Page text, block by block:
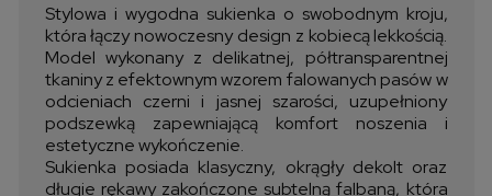
Stylowa i wygodna sukienka o swobodnym kroju,
która łączy nowoczesny design z kobiecą lekkością.
Model wykonany z delikatnej, półtransparentnej
tkaniny z efektownym wzorem falowanych pasów w
odcieniach czerni i jasnej szarości, uzupełniony
podszewką zapewniającą komfort noszenia i
estetyczne wykończenie.
Sukienka posiada klasyczny, okrągły dekolt oraz
długie rękawy zakończone subtelną falbaną, która